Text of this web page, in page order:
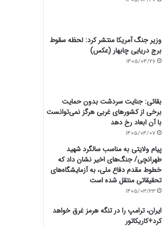
وزیر جنگ آمریکا منتشر کرد: لحظه سقوط
برج دریایی چابهار (عکس)
1405/04/26
بقائی: جنایت سردشت بدون حمایت
برخی از کشورهای غربی هرگز نمی‌توانست
با آن ابعاد رخ دهد
1405/04/07
پیام ولایتی به مناسب سالگرد شهید
طهرانچی/ جنگ‌های اخیر نشان داد که
خطوط مقدم دفاع ملی، به آزمایشگاه‌های
تحقیقاتی منتقل شده است
1405/03/23
ایران، ترامپ را در تنگه هرمز غرق خواهد
کرد+کاریکاتور